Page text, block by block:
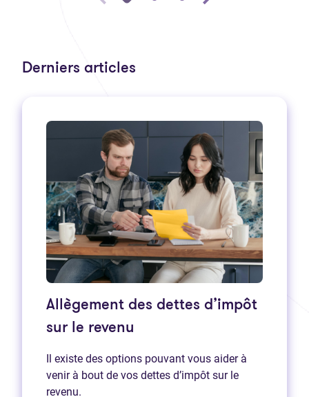
Derniers articles
Allègement des dettes d’impôt
sur le revenu
Il existe des options pouvant vous aider à
venir à bout de vos dettes d’impôt sur le
revenu.